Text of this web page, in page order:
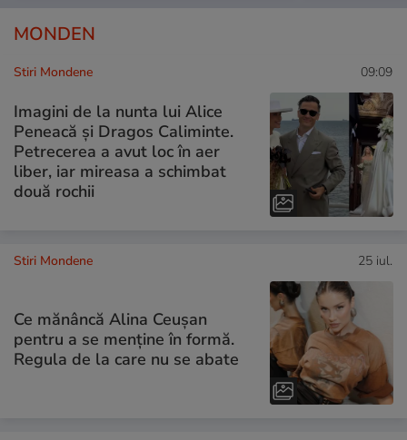
MONDEN
Stiri Mondene 09:09
Imagini de la nunta lui Alice
Peneacă și Dragos Caliminte.
Petrecerea a avut loc în aer
liber, iar mireasa a schimbat
două rochii
Stiri Mondene 25 iul.
Ce mănâncă Alina Ceușan
pentru a se menține în formă.
Regula de la care nu se abate